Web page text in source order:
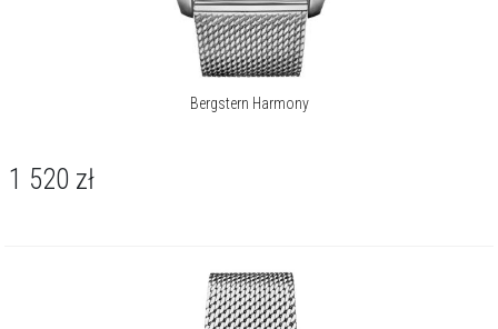
Bergstern Harmony
1 520 zł